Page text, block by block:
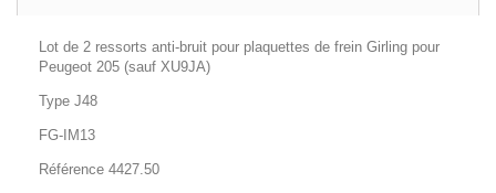
Lot de 2 ressorts anti-bruit pour plaquettes de frein Girling pour
Peugeot 205 (sauf XU9JA)
Type J48
FG-IM13
Référence 4427.50